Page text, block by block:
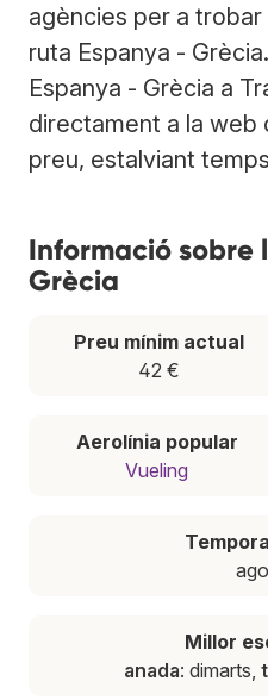
agències per a
ruta Espanya -
Espanya - Grècia a
directament a la web
preu, estalviant
Informació sobre
Grècia
Preu mínim actual
42 €
Aerolínia popular
Vueling
Millor
anada: dimarts,